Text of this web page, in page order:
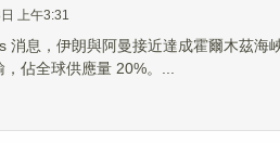
上午3:31
消息，伊朗與阿曼接近達成霍爾木茲
佔全球供應量 20%。...